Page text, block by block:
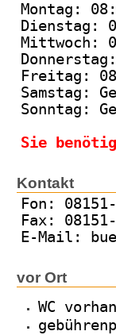
Montag:
Dienstag:
Mittwoch:
Freitag:
Samstag:
Sonntag:
Sie
Kontakt
Fon:
Fax:
E-Mail:
vor Ort
WC